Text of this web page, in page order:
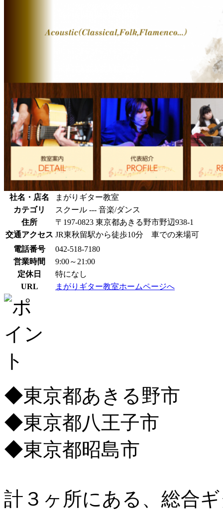
社名・店名
まがりギター教室
カテゴリ
スクール --- 音楽/ダンス
住所
〒197-0823 東京都あきる野市野辺938-1
交通アクセス JR東秋留駅から徒歩10分 車での来場可
電話番号
042-518-7180
営業時間
9:00～21:00
定休日
特になし
URL
まがりギター教室ホームページへ
◆東京都あきる野市
◆東京都八王子市
◆東京都昭島市
計３ヶ所にある、総合